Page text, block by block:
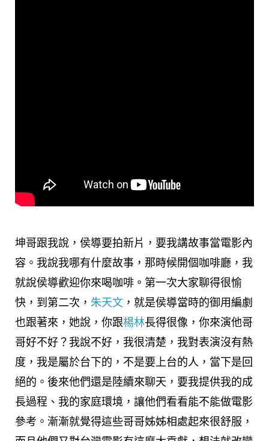
坤哥跟我說，侯導要拍新片，要我講故事當電影內
容。我說我哪有什麼故事，那時候開個咖啡廳，我
就說侯導歡迎你來喝咖啡。第一次大家聊得很愉
快，到第二次， 朱天文 ，就是侯導當時的御用編劇
也跟著來，她說，你跟楊林長得很像，你來演他哥
哥好不好？我說不好，我很清楚，我對表演沒有熱
度，我是屬於台下的，不是要上台的人，當下是回
絕的。後來他們還是陸續來聊天，要我提供我的成
長過程、我的家庭環境，讓他們看看能不能做電影
參考。漸漸就覺得這些哥哥姊姊相處起來很舒服，